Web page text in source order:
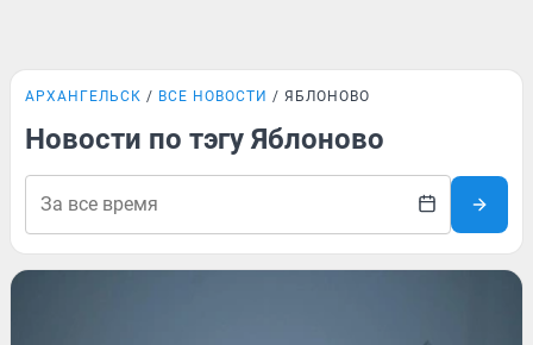
АРХАНГЕЛЬСК ВСЕ НОВОСТИ ЯБЛОНОВО
Новости по тэгу Яблоново